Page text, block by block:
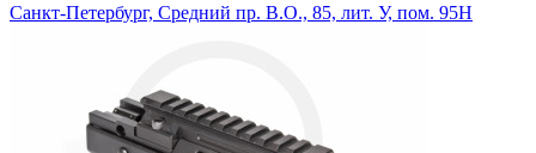
Санкт-Петербург, Средний пр. В.О., 85, лит. У, пом. 95Н